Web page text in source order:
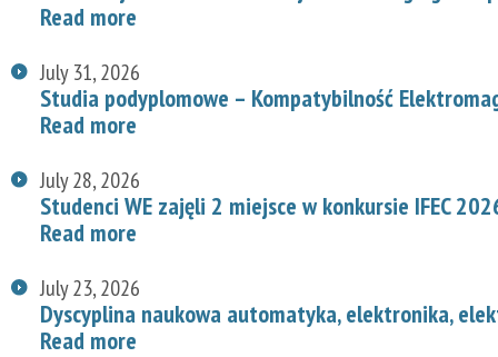
Read more
July 31, 2026
Studia podyplomowe – Kompatybilność
Read more
July 28, 2026
Studenci WE zajęli 2 miejsce w konkursie IFEC
Read more
July 23, 2026
Dyscyplina naukowa automatyka, elektronika,
Read more